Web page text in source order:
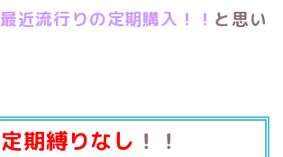
最近流行りの定期購入！！ と思い
定期縛りなし ！！